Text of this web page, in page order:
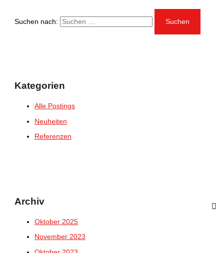
Suchen nach:
Kategorien
Alle Postings
Neuheiten
Referenzen
Archiv
Oktober 2025
November 2023